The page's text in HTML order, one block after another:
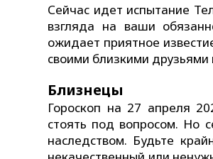
Сейчас идет испытание
взгляда на ваши
ожидает приятное
своими близкими
Близнецы
Гороскоп на 27 апреля
стоять под вопросом. Но
наследством. Будьте